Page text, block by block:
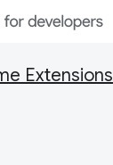
Extensions